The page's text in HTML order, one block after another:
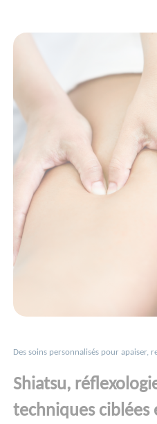
Des soins personnalisés pour apaiser,
Shiatsu,
techniques ciblées